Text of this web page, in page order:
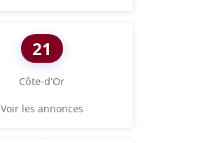
21
Côte-d'Or
Voir les annonces